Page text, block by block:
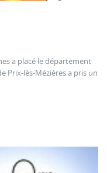
a placé le département
Prix-lès-Mézières a pris un